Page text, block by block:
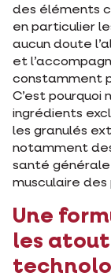
des éléments
en particulier
aucun doute
et
constamment
C’est pourquoi
ingrédients
les granulés
notamment
santé
musculaire des
Une
les